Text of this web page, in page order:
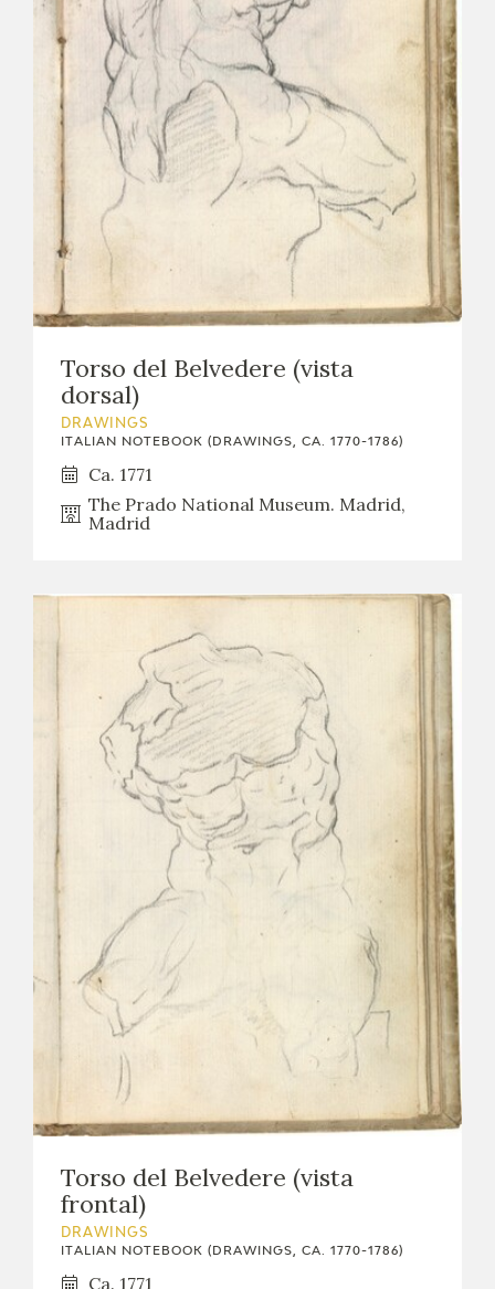
Torso del Belvedere (vista
dorsal)
DRAWINGS
ITALIAN NOTEBOOK (DRAWINGS, CA. 1770-1786)
Ca. 1771
The Prado National Museum. Madrid,
Madrid
Torso del Belvedere (vista
frontal)
DRAWINGS
ITALIAN NOTEBOOK (DRAWINGS, CA. 1770-1786)
Ca. 1771